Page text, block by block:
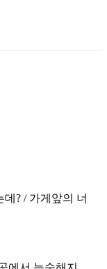
? / 가게앞의 너